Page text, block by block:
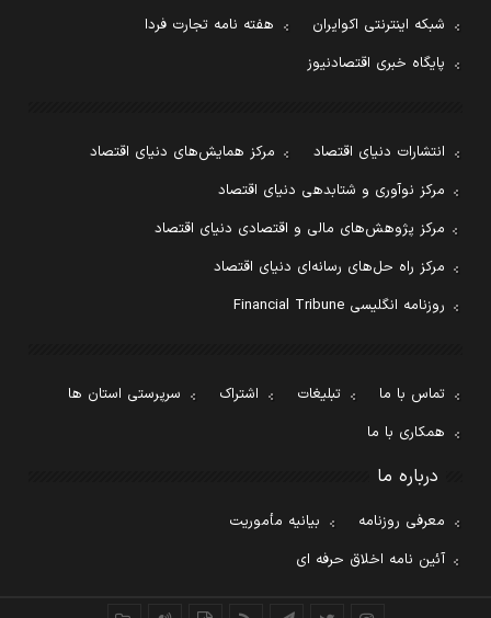
شبکه اینترنتی اکوایران
هفته نامه تجارت فردا
پایگاه خبری اقتصادنیوز
انتشارات دنیای اقتصاد
مرکز همایش‌های دنیای اقتصاد
مرکز نوآوری و شتابدهی دنیای اقتصاد
مرکز پژوهش‌های مالی و اقتصادی دنیای اقتصاد
مرکز راه حل‌های رسانه‌ای دنیای اقتصاد
روزنامه انگلیسی Financial Tribune
تماس با ما تبلیغات اشتراک
سرپرستی استان ها
همکاری با ما
درباره ما
معرفی روزنامه
بیانیه مأموریت
آئین نامه اخلاق حرفه ای